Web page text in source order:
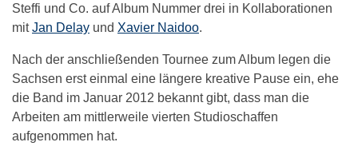
Steffi und Co. auf Album Nummer drei in Kollaborationen
mitJan Delay und Xavier Naidoo.
Nach der anschließenden Tournee zum Album legen die
Sachsen erst einmal eine längere kreative Pause ein, ehe
die Band im Januar 2012 bekannt gibt, dass man die
Arbeiten am mittlerweile vierten Studioschaffen
aufgenommen hat.